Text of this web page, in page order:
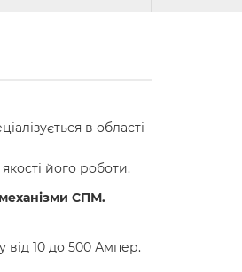
в області
його роботи.
СПМ.
від 10 до 500 Ампер.